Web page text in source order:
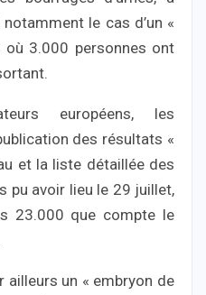
le cas d’un «
3.000 personnes ont
européens, les
des résultats «
et la liste détaillée des
pu avoir lieu le 29 juillet,
23.000 que compte le
ailleurs un « embryon de